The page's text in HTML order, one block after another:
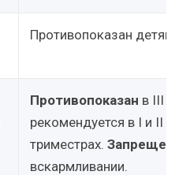
Противопоказан детям
Противопоказан в III
рекомендуется в I и II
триместрах. Запрещен
вскармливании.